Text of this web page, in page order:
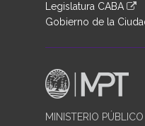
Legislatura CABA
Gobierno de la
MINISTERIO